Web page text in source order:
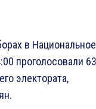
в Национальное
проголосовали
электората,